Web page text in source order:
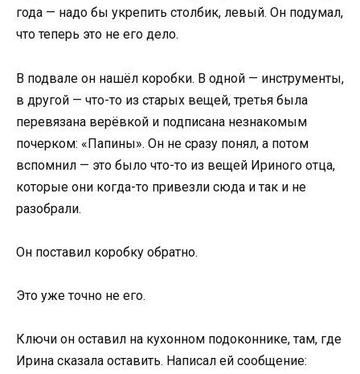
года — надо бы укрепить столбик, левый. Он подумал,
что теперь это не его дело.
В подвале он нашёл коробки. В одной — инструменты,
в другой — что-то из старых вещей, третья была
перевязана верёвкой и подписана незнакомым
почерком: «Папины». Он не сразу понял, а потом
вспомнил — это было что-то из вещей Ириного отца,
которые они когда-то привезли сюда и так и не
разобрали.
Он поставил коробку обратно.
Это уже точно не его.
Ключи он оставил на кухонном подоконнике, там, где
Ирина сказала оставить. Написал ей сообщение: